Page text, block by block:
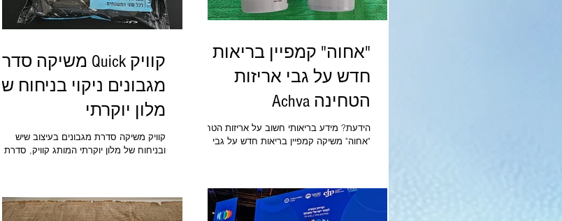
"אחוה" קמפיין בריאות
חדש על גבי אריזות
הטחינה Achva
הידעת? מידע בריאותי חשוב על אריזות הטחינה
"אחוה" משיקה קמפיין בריאות חדש על גבי
בישראל עם נתח שוק כמותי של 42% ונתח שוק
כספי של 31.5%, תוך הרחבת הפער מול כלל
קוויק Quick משיקה סדרת
מגבונים ניקוי בניחוח של
מלון יוקרתי
קוויק משיקה סדרת מגבונים בעיצוב שיש
ובניחוח של מלון יוקרתי המותג קוויק, סדרת
המשטחים.